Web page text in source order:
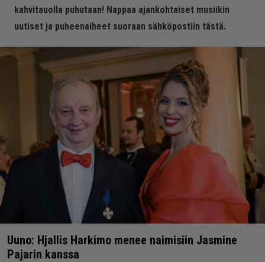
kahvitauolla puhutaan! Nappaa ajankohtaiset musiikin
uutiset ja puheenaiheet suoraan sähköpostiin tästä.
Uuno: Hjallis Harkimo menee naimisiin Jasmine
Pajarin kanssa